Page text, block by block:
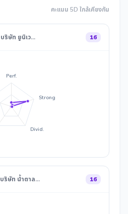
คะแนน 5D ใกล้เคียงกัน
บริษัท ยูนิเว… 16
Perf.
Strong
Divid.
บริษัท น้ำตาล… 16